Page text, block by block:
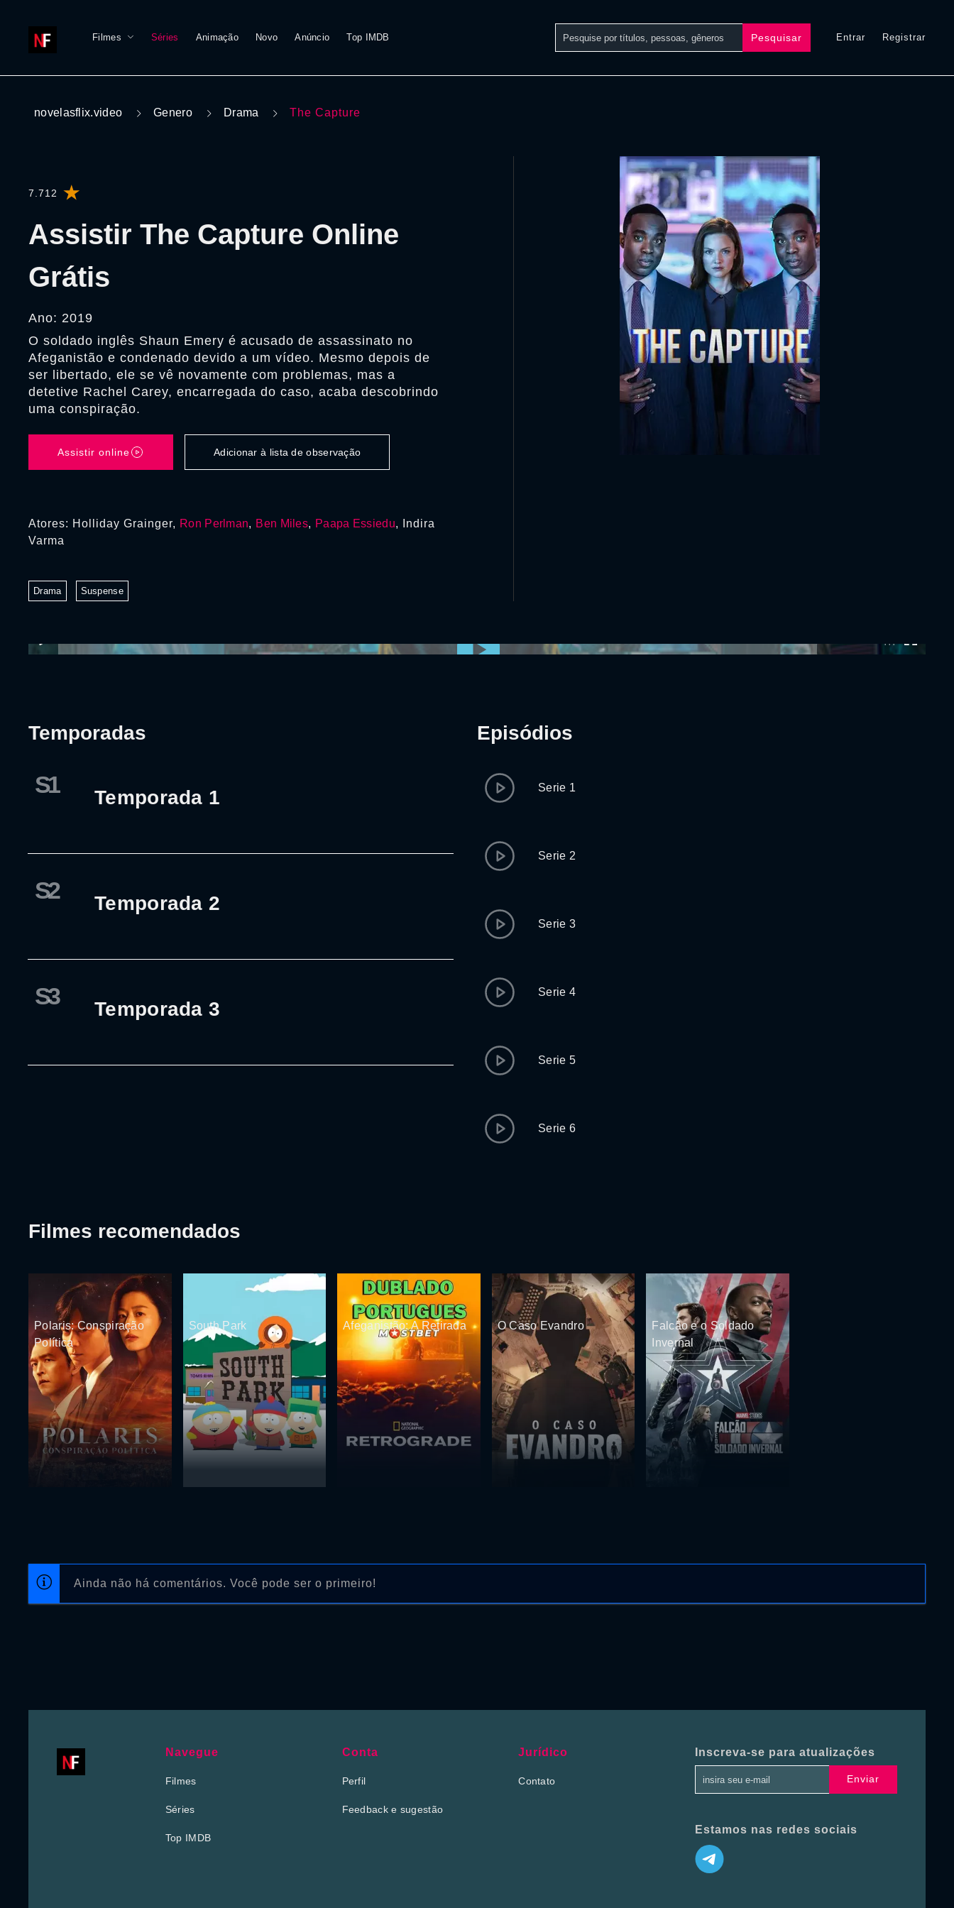
Filmes Séries Animação Novo Anúncio Top IMDB Pesquisar Entrar Registrar
novelasflix.video Genero Drama The Capture
7.712
Assistir The Capture Online
Grátis
Ano: 2019
O soldado inglês Shaun Emery é acusado de assassinato no
Afeganistão e condenado devido a um vídeo. Mesmo depois de
ser libertado, ele se vê novamente com problemas, mas a
detetive Rachel Carey, encarregada do caso, acaba descobrindo
uma conspiração.
Assistir online Adicionar à lista de observação
Atores: Holliday Grainger, Ron Perlman, Ben Miles, Paapa Essiedu, Indira
Varma
Drama Suspense
Temporadas
S1 Temporada 1
S2 Temporada 2
S3 Temporada 3
Episódios
Serie 1
Serie 2
Serie 3
Serie 4
Serie 5
Serie 6
Ainda não há comentários. Você pode ser o primeiro!
Filmes recomendados
Polaris: Conspiração
Política
South Park Afeganistão: A Retirada O Caso Evandro
Falcão e o Soldado
Invernal
Navegue
Filmes
Séries
Top IMDB
Conta
Perfil
Feedback e sugestão
Jurídico
Contato
Inscreva-se para atualizações
Enviar
Estamos nas redes sociais